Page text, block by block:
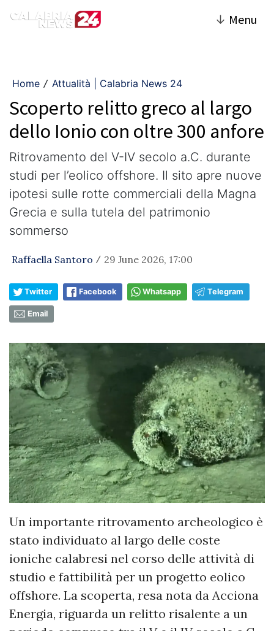
↓ Menu
Home / Attualità | Calabria News 24
Scoperto relitto greco al largo
dello Ionio con oltre 300 anfore
Ritrovamento del V-IV secolo a.C. durante
studi per l’eolico offshore. Il sito apre nuove
ipotesi sulle rotte commerciali della Magna
Grecia e sulla tutela del patrimonio
sommerso
Raffaella Santoro / 29 June 2026, 17:00
Twitter Facebook Whatsapp Telegram
Email
Un importante ritrovamento archeologico è
stato individuato al largo delle coste
ioniche calabresi nel corso delle attività di
studio e fattibilità per un progetto eolico
offshore. La scoperta, resa nota da Acciona
Energia, riguarda un relitto risalente a un